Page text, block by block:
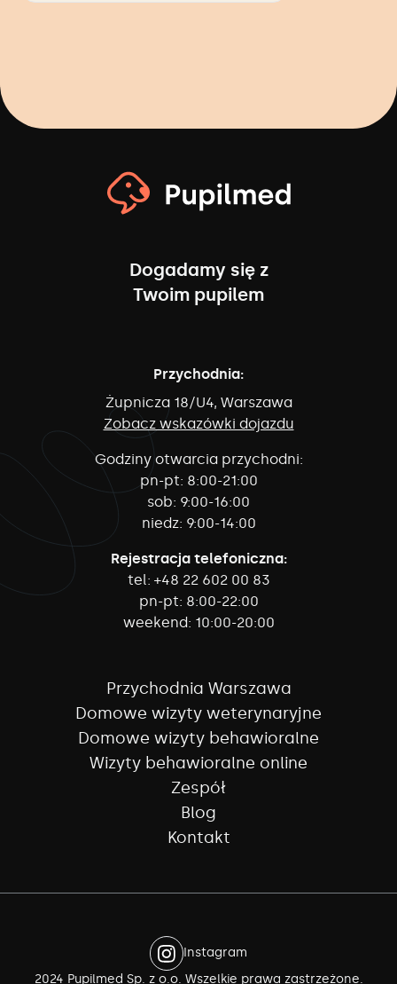
Dogadamy się z
Twoim pupilem
Przychodnia:
Żupnicza 18/U4, Warszawa
Zobacz wskazówki dojazdu
Godziny otwarcia przychodni:
pn-pt: 8:00-21:00
sob: 9:00-16:00
niedz: 9:00-14:00
Rejestracja telefoniczna:
tel: +48 22 602 00 83
pn-pt: 8:00-22:00
weekend: 10:00-20:00
Przychodnia Warszawa
Domowe wizyty weterynaryjne
Domowe wizyty behawioralne
Wizyty behawioralne online
Zespół
Blog
Kontakt
Instagram
2024 Pupilmed Sp. z o.o. Wszelkie prawa zastrzeżone.